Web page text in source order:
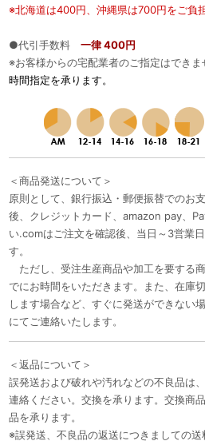
※北海道は400円、沖縄県は700円をご負
●代引手数料 一律 400円
※お客様からの宅配業者のご指定はできま
時間指定を承ります。
＜商品発送について＞
原則として、銀行振込・郵便振替でのお
後、クレジットカード、amazon pay、
い.comはご注文を確認後、当日～3営業
す。
ただし、受注生産商品や加工を要する
でにお時間をいただきます。また、在庫
します場合など、すぐに発送ができない
にてご連絡いたします。
＜返品について＞
誤発送および破れや汚れなどの不良品は
連絡ください。交換を承ります。交換商
品を承ります。
※誤発送、不良品の返送につきましての